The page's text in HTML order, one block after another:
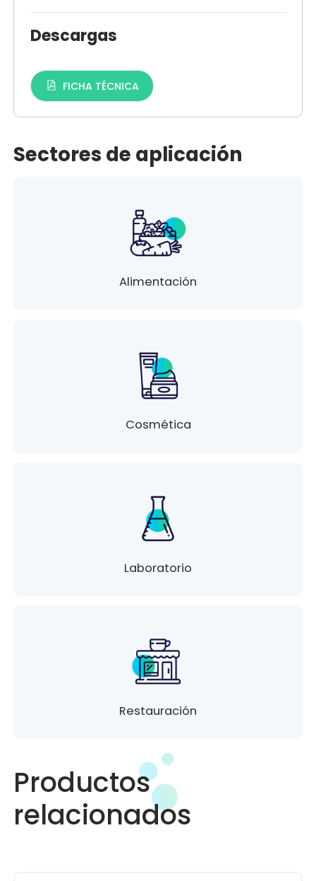
Descargas
FICHA TÉCNICA
Sectores de aplicación
Alimentación
Cosmética
Laboratorio
Restauración
Productos
relacionados